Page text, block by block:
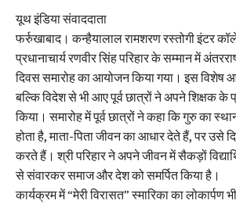
यूथ इंडिया संवाददाता
फर्रुखाबाद। कन्हैयालाल रामशरण रस्तोगी इंटर
प्रधानाचार्य रणवीर सिंह परिहार के सम्मान में
दिवस समारोह का आयोजन किया गया। इस
बल्कि विदेश से भी आए पूर्व छात्रों ने अपने शिक्षक
किया। समारोह में पूर्व छात्रों ने कहा कि गुरु का
होता है, माता-पिता जीवन का आधार देते हैं, पर उसे
करते हैं। श्री परिहार ने अपने जीवन में सैकड़ों
से संवारकर समाज और देश को समर्पित किया है।
कार्यक्रम में “मेरी विरासत” स्मारिका का लोकार्पण